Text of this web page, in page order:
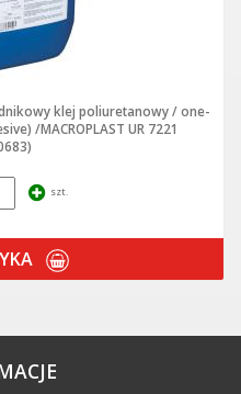
klej poliuretanowy / one-
/MACROPLAST UR 7221
szt.